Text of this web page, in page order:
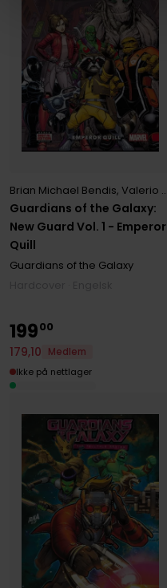
Guardians of the Galaxy:
New Guard Vol. 1 - Emperor
Quill
Brian Michael Bendis, Valerio Schiti
Guardians of the Galaxy
19900
179,10
Medlem
Ikke på nettlager